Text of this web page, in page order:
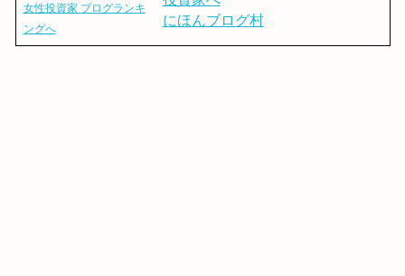
女性投資家 ブログランキ
ングへ
にほんブログ村